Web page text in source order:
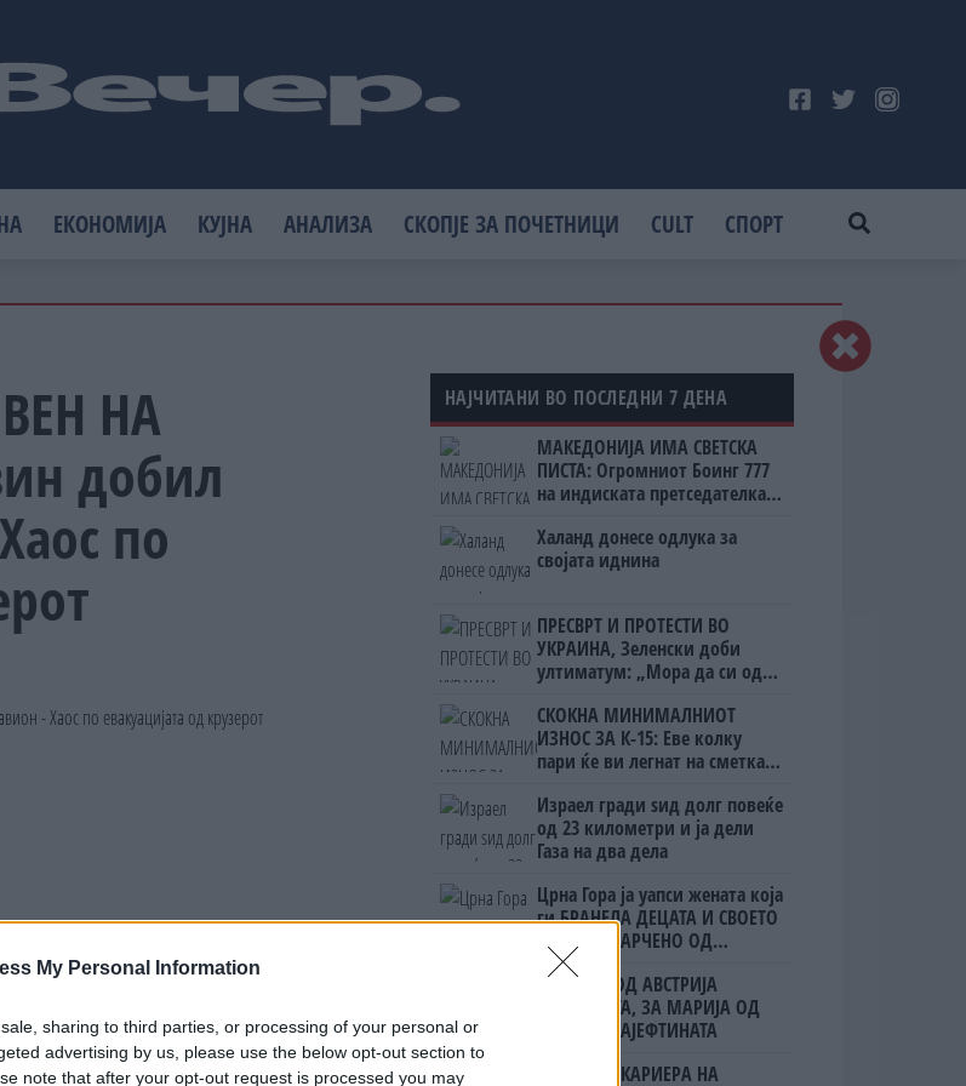
My Personal Information
sharing to third parties, or processing of your personal or
advertising by us, please use the below opt-out section to
note that after your opt-out request is processed you may
ЕКОНОМИЈА КУЈНА АНАЛИЗА СКОПЈЕ ЗА ПОЧЕТНИЦИ CULT СПОРТ
НА
добил
по
НАЈЧИТАНИ ВО ПОСЛЕДНИ 7 ДЕНА
МАКЕДОНИЈА ИМА СВЕТСКА
ПИСТА: Огромниот Боинг 777
на индиската претседателка
Скопје
Халанд донесе одлука за
својата иднина
ПРЕСВРТ И ПРОТЕСТИ ВО
УКРАИНА, Зеленски доби
ултиматум: „Мора да си оди,
СКОКНА МИНИМАЛНИОТ
ИЗНОС ЗА К-15: Еве колку
пари ќе ви легнат на сметка
Израел гради ѕид долг повеќе
од 23 километри и ја дели
Газа на два дела
Црна Гора ја уапси жената која
ги БРАНЕЛА ДЕЦАТА И СВОЕТО
КУЧЕ РАСПАРЧЕНО ОД
ШАРПЛАНИНЕЦ?!
ЗА БЕРТА ОД АВСТРИЈА
НАЈСКАПАТА, ЗА МАРИЈА ОД
ГРЦИЈА - НАЈЕФТИНАТА
СЛАВНАТА КАРИЕРА НА